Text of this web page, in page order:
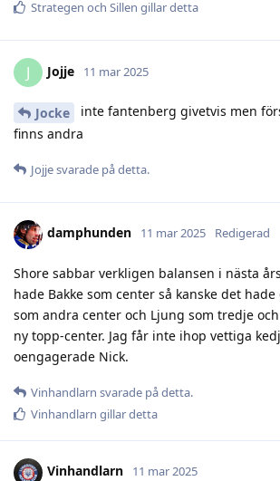
Strategen och Sillen gillar detta
J Jojje 11 mar 2025
Jocke
inte fantenberg givetvis men
finns andra
Jojjesvarade på detta.
damphunden 11 mar 2025 Redigerad
Shore sabbar verkligen balansen i nästa
hade Bakke som center så kanske det
som andra center och Ljung som tredje
ny topp-center. Jag får inte ihop vettiga
oengagerade Nick.
Vinhandlarn svarade på detta.
Vinhandlarn gillar detta
Vinhandlarn 11 mar 2025